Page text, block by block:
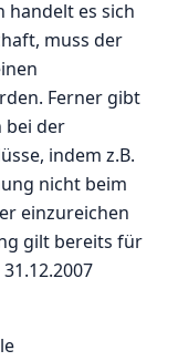
handelt es sich
muss der
Ferner gibt
bei der
indem z.B.
nicht beim
einzureichen
gilt bereits für